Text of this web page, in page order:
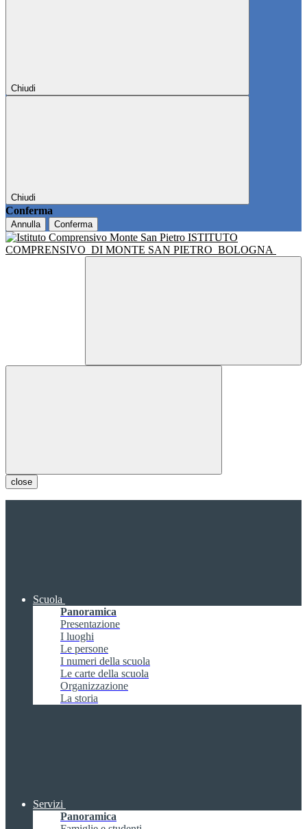
Chiudi
Chiudi
Conferma
Annulla Conferma
ISTITUTO
COMPRENSIVO DI MONTE SAN PIETRO BOLOGNA
close
Scuola
Panoramica
Presentazione
I luoghi
Le persone
I numeri della scuola
Le carte della scuola
Organizzazione
La storia
Servizi
Panoramica